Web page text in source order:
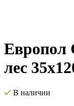
Европол
лес
В наличии